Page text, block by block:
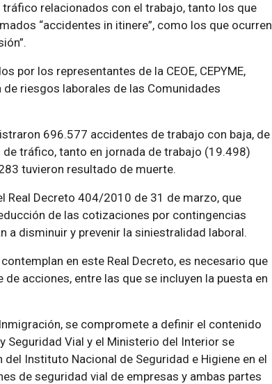
relacionados con el trabajo, tanto los que
“accidentes in itinere”, como los que ocurren
por los representantes de la CEOE, CEPYME,
de riesgos laborales de las Comunidades
696.577 accidentes de trabajo con baja, de
tráfico, tanto en jornada de trabajo (19.498)
tuvieron resultado de muerte.
Real Decreto 404/2010 de 31 de marzo, que
de las cotizaciones por contingencias
a disminuir y prevenir la siniestralidad laboral.
en este Real Decreto, es necesario que
acciones, entre las que se incluyen la puesta en
se compromete a definir el contenido
Seguridad Vial y el Ministerio del Interior se
Instituto Nacional de Seguridad e Higiene en el
de seguridad vial de empresas y ambas partes